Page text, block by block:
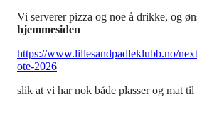
Vi serverer pizza og noe å drikke, og
hjemmesiden
https://www.lillesandpadleklubb.no/
ote-2026
slik at vi har nok både plasser og mat til